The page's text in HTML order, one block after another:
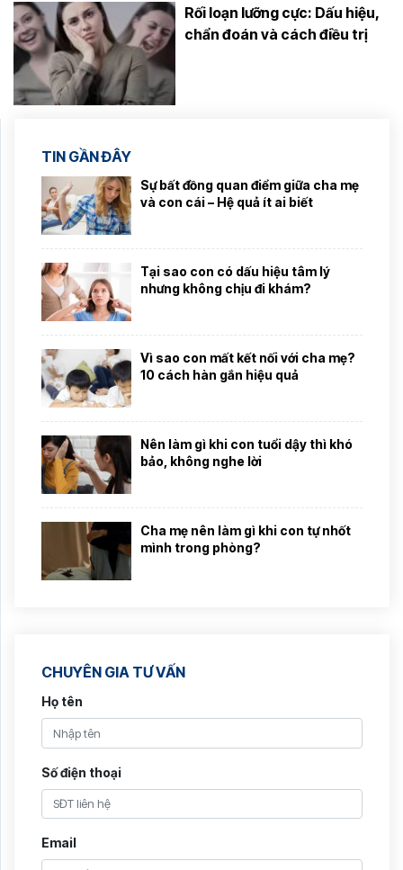
Rối loạn lưỡng cực: Dấu hiệu,
chẩn đoán và cách điều trị
TIN GẦN ĐÂY
Sự bất đồng quan điểm giữa cha mẹ
và con cái – Hệ quả ít ai biết
Tại sao con có dấu hiệu tâm lý
nhưng không chịu đi khám?
Vì sao con mất kết nối với cha mẹ?
10 cách hàn gắn hiệu quả
Nên làm gì khi con tuổi dậy thì khó
bảo, không nghe lời
Cha mẹ nên làm gì khi con tự nhốt
mình trong phòng?
CHUYÊN GIA TƯ VẤN
Họ tên
Số điện thoại
Email